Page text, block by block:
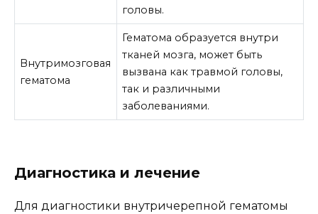
головы.
Внутримозговая
гематома
Гематома образуется внутри
тканей мозга, может быть
вызвана как травмой головы,
так и различными
заболеваниями.
Диагностика и лечение
Для диагностики внутричерепной гематомы